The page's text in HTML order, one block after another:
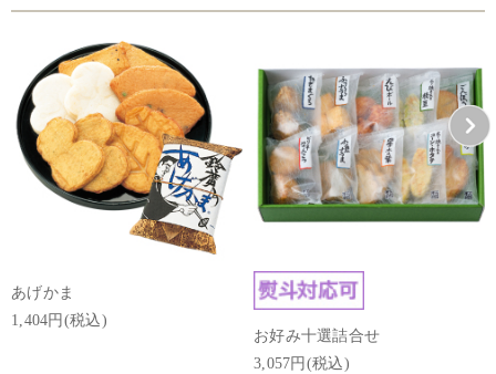
あげかま
1,404円(税込)
お好み十選詰合せ
3,057円(税込)